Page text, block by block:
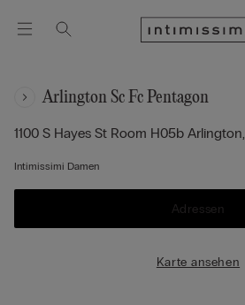
Arlington Sc Fc Pentagon
1100 S Hayes St Room H05b Arlington,
Intimissimi Damen
Adressen
Karte ansehen